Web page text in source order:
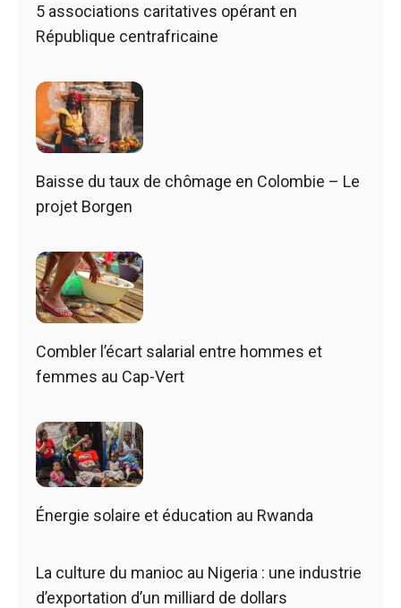
5 associations caritatives opérant en
République centrafricaine
Baisse du taux de chômage en Colombie – Le
projet Borgen
Combler l’écart salarial entre hommes et
femmes au Cap-Vert
Énergie solaire et éducation au Rwanda
La culture du manioc au Nigeria : une industrie
d’exportation d’un milliard de dollars